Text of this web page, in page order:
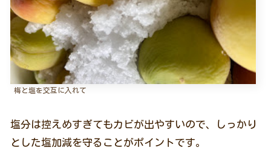
梅と塩を交互に入れて
塩分は控えめすぎてもカビが出やすいので、しっかり
とした塩加減を守ることがポイントです。